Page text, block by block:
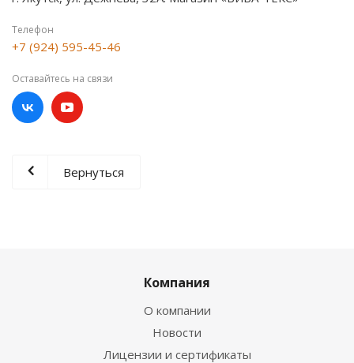
Телефон
+7 (924) 595-45-46
Оставайтесь на связи
Вернуться
Компания
О компании
Новости
Лицензии и сертификаты